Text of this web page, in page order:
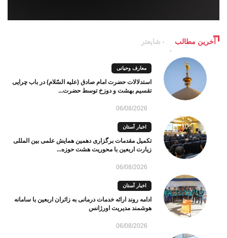
آخرین مطالب شایعتر
معارف وحیانی
استدلالات حضرت امام صادق (علیه السّلام) در باب چرایی
تقسیم بهشت و دوزخ توسط حضرت...
06/08/2026
اخبار آستان
تکمیل مقدمات برگزاری دهمین همایش علمی بین المللی
زیارت اربعین با محوریت هشت حوزه...
06/08/2026
اخبار آستان
ادامه روند ارائه خدمات درمانی به زائران اربعین با سامانه
هوشمند مدیریت اورژانس
06/08/2026